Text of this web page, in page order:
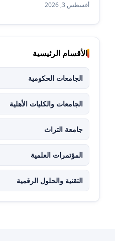
أغسطس 3, 2026
الأقسام الرئيسية
الجامعات الحكومية
الجامعات والكليات الأهلية
جامعة التراث
المؤتمرات العلمية
التقنية والحلول الرقمية